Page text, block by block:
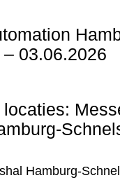
03.06.2026
Hamburg-